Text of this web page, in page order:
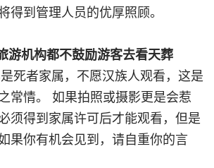
得到管理人员的优厚照顾。
游机构都不鼓励游客去看天葬
者家属，不愿汉族人观看，这是
常情。 如果拍照或摄影更是会惹
须得到家属许可后才能观看，但是
果你有机会见到，请自重你的言